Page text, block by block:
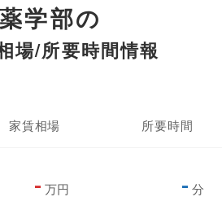
学部の
場/所要時間情報
家賃相場 所要時間
- 万円 - 分